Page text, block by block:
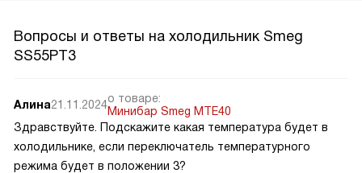
Вопросы и ответы на холодильник Smeg
SS55PT3
Алина21.11.2024о товаре:
Минибар Smeg MTE40
Здравствуйте. Подскажите какая температура будет в
холодильнике, если переключатель температурного
режима будет в положении 3?